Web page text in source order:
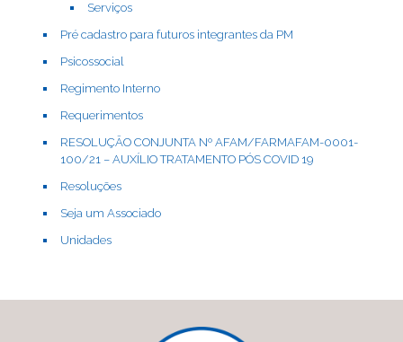
Serviços
Pré cadastro para futuros integrantes da PM
Psicossocial
Regimento Interno
Requerimentos
RESOLUÇÃO CONJUNTA Nº AFAM/FARMAFAM-0001-
100/21 – AUXÍLIO TRATAMENTO PÓS COVID 19
Resoluções
Seja um Associado
Unidades